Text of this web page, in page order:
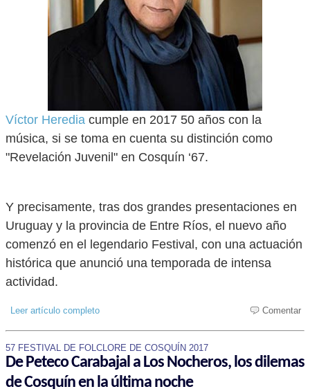
Víctor Heredia cumple en 2017 50 años con la
música, si se toma en cuenta su distinción como
"Revelación Juvenil" en Cosquín ‘67.
Y precisamente, tras dos grandes presentaciones en
Uruguay y la provincia de Entre Ríos, el nuevo año
comenzó en el legendario Festival, con una actuación
histórica que anunció una temporada de intensa
actividad.
Leer artículo completo Comentar
57 FESTIVAL DE FOLCLORE DE COSQUÍN 2017
De Peteco Carabajal a Los Nocheros, los dilemas
de Cosquín en la última noche